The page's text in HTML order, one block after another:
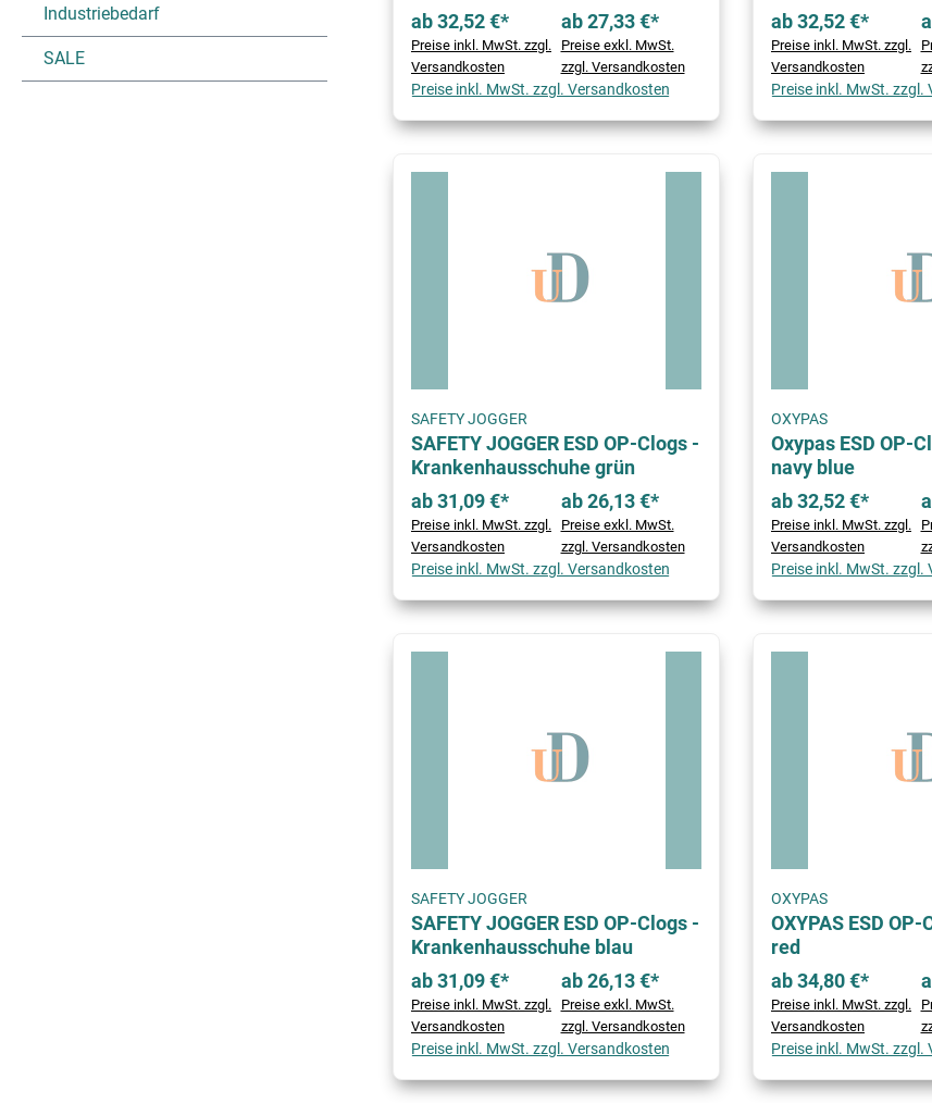
Industriebedarf
SALE
ab 32,52 €*
Preise inkl. MwSt. zzgl.
Versandkosten
ab 27,33 €*
Preise exkl. MwSt.
zzgl. Versandkosten
Preise inkl. MwSt. zzgl. Versandkosten
ab 32,52 €*
Preise inkl. MwSt. zzgl.
Versandkosten
Preise inkl. MwSt. zzgl.
SAFETY JOGGER
SAFETY JOGGER ESD OP-Clogs -
Krankenhausschuhe grün
ab 31,09 €*
Preise inkl. MwSt. zzgl.
Versandkosten
ab 26,13 €*
Preise exkl. MwSt.
zzgl. Versandkosten
Preise inkl. MwSt. zzgl. Versandkosten
OXYPAS
Oxypas ESD OP-
navy blue
ab 32,52 €*
Preise inkl. MwSt. zzgl.
Versandkosten
Preise inkl. MwSt. zzgl.
SAFETY JOGGER
SAFETY JOGGER ESD OP-Clogs -
Krankenhausschuhe blau
ab 31,09 €*
Preise inkl. MwSt. zzgl.
Versandkosten
ab 26,13 €*
Preise exkl. MwSt.
zzgl. Versandkosten
Preise inkl. MwSt. zzgl. Versandkosten
OXYPAS
OXYPAS ESD
red
ab 34,80 €*
Preise inkl. MwSt. zzgl.
Versandkosten
Preise inkl. MwSt. zzgl.